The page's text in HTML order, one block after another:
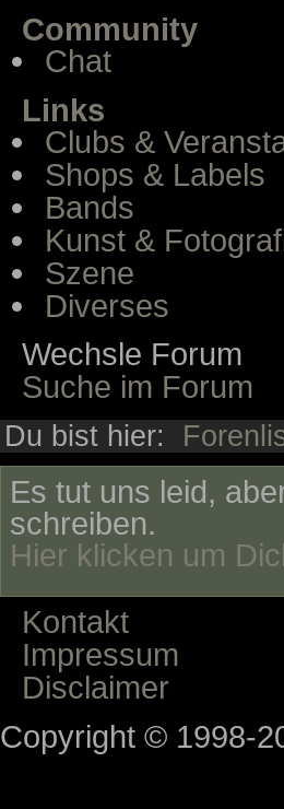
Community
Chat
Links
Clubs &
Shops & Labels
Bands
Kunst &
Szene
Diverses
Wechsle Forum
Suche im Forum
Du bist hier:
Es tut uns leid,
schreiben.
Hier klicken um
Kontakt
Impressum
Disclaimer
Copyright © 1998-